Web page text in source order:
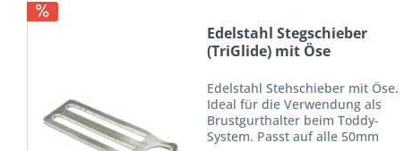
Edelstahl Stegschieber
(TriGlide) mit Öse
Edelstahl Stehschieber mit Öse.
Ideal für die Verwendung als
Brustgurthalter beim Toddy-
System. Passt auf alle 50mm